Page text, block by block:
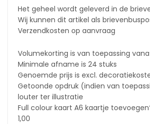
Het geheel wordt geleverd in de
Wij kunnen dit artikel als
Verzendkosten op aanvraag
Volumekorting is van toepassing
Minimale afname is 24 stuks
Genoemde prijs is excl.
Getoonde opdruk (indien van
louter ter illustratie
Full colour kaart A6 kaartje
1,00